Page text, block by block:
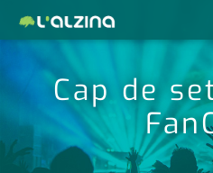
notícies
últimes
Cap de